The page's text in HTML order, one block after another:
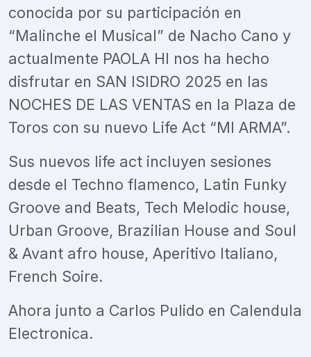
conocida por su participación en
“Malinche el Musical” de Nacho Cano y
actualmente PAOLA HI nos ha hecho
disfrutar en SAN ISIDRO 2025 en las
NOCHES DE LAS VENTAS en la Plaza de
Toros con su nuevo Life Act “MI ARMA”.
Sus nuevos life act incluyen sesiones
desde el Techno flamenco, Latin Funky
Groove and Beats, Tech Melodic house,
Urban Groove, Brazilian House and Soul
& Avant afro house, Aperitivo Italiano,
French Soire.
Ahora junto a Carlos Pulido en Calendula
Electronica.